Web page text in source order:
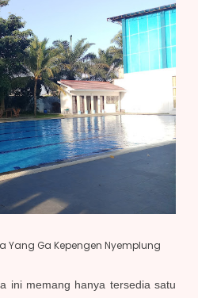
Yang Ga Kepengen Nyemplung
ini memang hanya tersedia satu